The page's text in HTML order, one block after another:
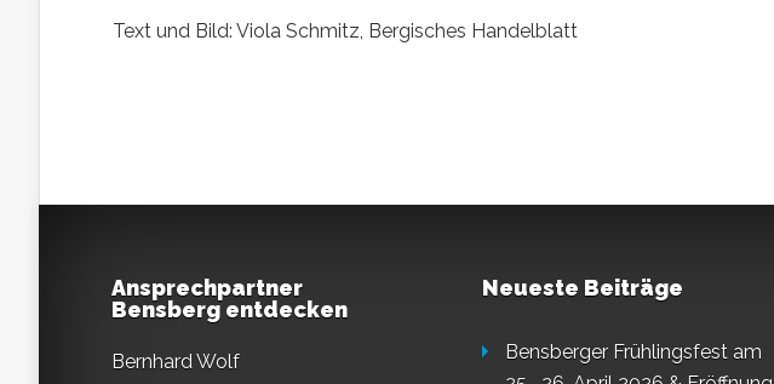
Text und Bild: Viola Schmitz, Bergisches Handelblatt
Ansprechpartner
Bensberg entdecken
Bernhard Wolf
Neueste Beiträge
Bensberger Frühlingsfest am